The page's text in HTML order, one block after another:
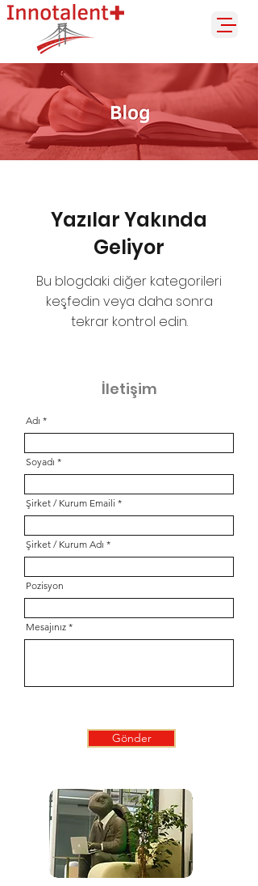
Yazılar Yakında
Geliyor
Bu blogdaki diğer kategorileri
keşfedin veya daha sonra
tekrar kontrol edin.
İletişim
Adı
Soyadı
Şirket / Kurum Emaili
Şirket / Kurum Adı
Pozisyon
Mesajınız
Gönder